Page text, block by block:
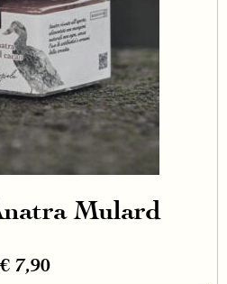
Mulard
€ 7,90